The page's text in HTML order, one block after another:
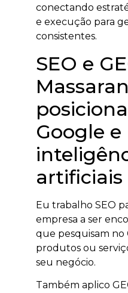
conectando
e execução para
consistentes.
SEO e
Google e
artificiais
Eu trabalho SEO
empresa a ser
que pesquisam no
produtos ou
seu negócio.
Também aplico